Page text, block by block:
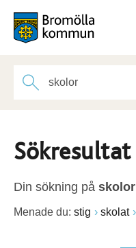
Sökresultat
Din sökning på skolor
Menade du: stig skolat